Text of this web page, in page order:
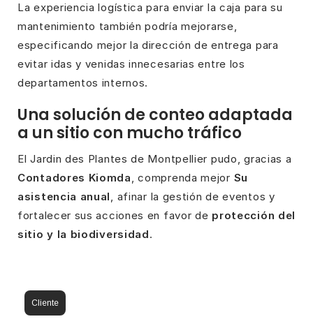
La experiencia logística para enviar la caja para su
mantenimiento también podría mejorarse,
especificando mejor la dirección de entrega para
evitar idas y venidas innecesarias entre los
departamentos internos.
Una solución de conteo adaptada
a un sitio con mucho tráfico
El Jardin des Plantes de Montpellier pudo, gracias a
Contadores Kiomda, comprenda mejor Su
asistencia anual, afinar la gestión de eventos y
fortalecer sus acciones en favor de protección del
sitio y la biodiversidad.
Cliente